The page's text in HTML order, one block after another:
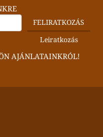
AJÁNLATAINKRÓL!